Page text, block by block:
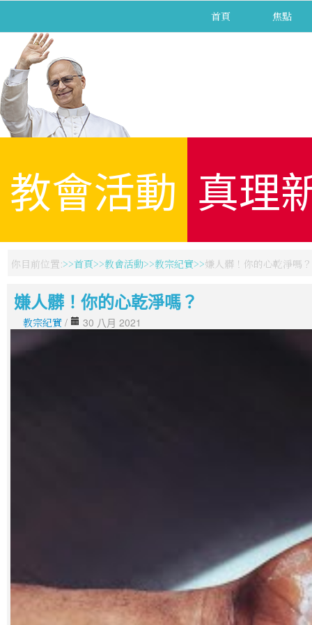
首頁 焦點
教會活動 真理
你目前位置: 首頁 教會活動 教宗紀實 嫌人髒！你的心乾淨嗎？
嫌人髒！你的心乾淨嗎？
教宗紀實 / 30 八月 2021